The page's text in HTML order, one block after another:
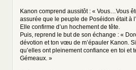
Kanon comprend aussitôt : « Vous…Vous
assurée que le peuple de Poséidon était à
Elle confirme d’un hochement de tête.
Puis, reprend le but de son échange : «
dévotion et ton vœu de m’épauler Kanon.
qu’elles ont pleinement confiance en toi et
Gémeaux. »